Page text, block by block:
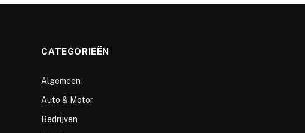
CATEGORIEËN
Algemeen
Auto & Motor
Bedrijven